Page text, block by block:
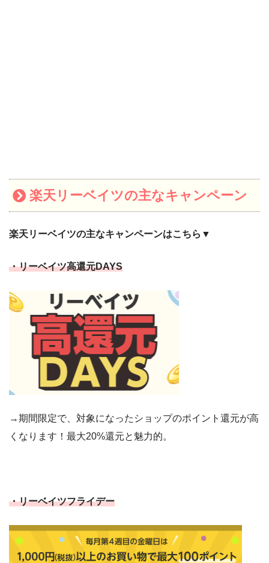
楽天リーベイツの主なキャンペーン
楽天リーベイツの主なキャンペーンはこちら▼
・リーベイツ高還元DAYS
→期間限定で、対象になったショップのポイント還元が高
くなります！最大20%還元と魅力的。
・リーベイツフライデー